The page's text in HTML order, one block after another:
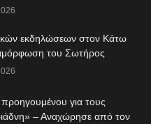
εκδηλώσεων στον Κάτω
του Σωτήρος
για τους
– Αναχώρησε από τον